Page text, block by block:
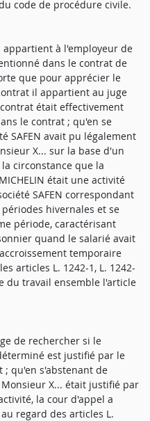
code de procédure civile.
appartient à l'employeur de
dans le contrat de
que pour apprécier le
il appartient au juge
était effectivement
le contrat ; qu'en se
SAFEN avait pu légalement
X... sur la base d'un
circonstance que la
était une activité
SAFEN correspondant
hivernales et se
période, caractérisant
quand le salarié avait
temporaire
articles L. 1242-1, L. 1242-
du travail ensemble l'article
de rechercher si le
est justifié par le
; qu'en s'abstenant de
X... était justifié par
la cour d'appel a
regard des articles L.